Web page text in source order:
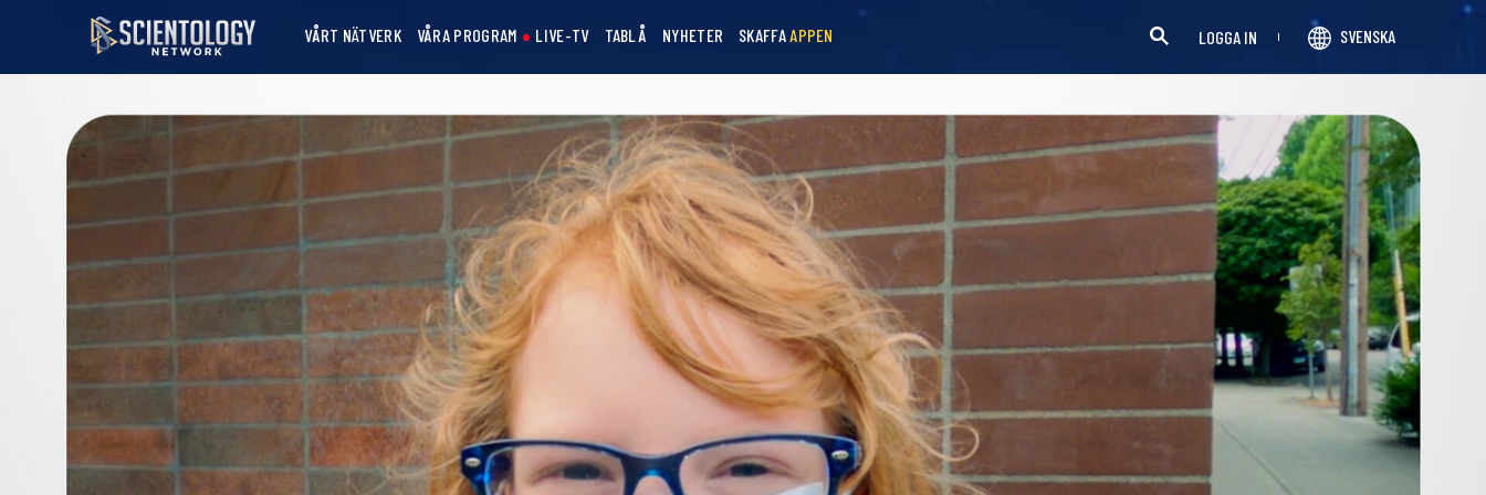
VÅRT NÄTVERK VÅRA PROGRAM LIVE-TV TABLÅ NYHETER SKAFFAAPPEN LOGGA IN SVENSKA